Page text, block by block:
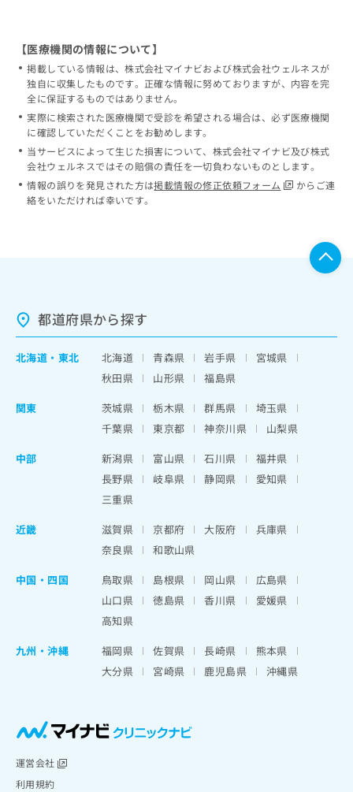
【医療機関の情報について】
掲載している情報は、株式会社マイナビおよび株式会社ウェルネスが
独自に収集したものです。正確な情報に努めておりますが、内容を完
全に保証するものではありません。
実際に検索された医療機関で受診を希望される場合は、必ず医療機関
に確認していただくことをお勧めします。
当サービスによって生じた損害について、株式会社マイナビ及び株式
会社ウェルネスではその賠償の責任を一切負わないものとします。
情報の誤りを発見された方は掲載情報の修正依頼フォーム
からご連
絡をいただければ幸いです。
都道府県から探す
北海道 ・ 東北 北海道 青森県 岩手県
宮城県
秋田県
山形県
福島県
関東
茨城県 栃木県 群馬県
埼玉県
千葉県
東京都 神奈川県
山梨県
中部
新潟県 富山県 石川県
福井県
長野県
岐阜県 静岡県
愛知県
三重県
近畿
滋賀県 京都府 大阪府
兵庫県
奈良県
和歌山県
中国・四国
鳥取県 島根県 岡山県
広島県
山口県
徳島県 香川県
愛媛県
高知県
九州・沖縄
福岡県 佐賀県 長崎県
熊本県
大分県
宮崎県 鹿児島県 沖縄県
運営会社
利用規約